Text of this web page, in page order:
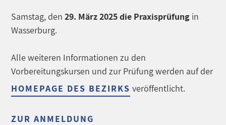
Samstag, den29. März 2025 die Praxisprüfung in
Wasserburg.
Alle weiteren Informationen zu den
Vorbereitungskursen und zur Prüfung werden auf der
HOMEPAGE DES BEZIRKS veröffentlicht.
ZUR ANMELDUNG